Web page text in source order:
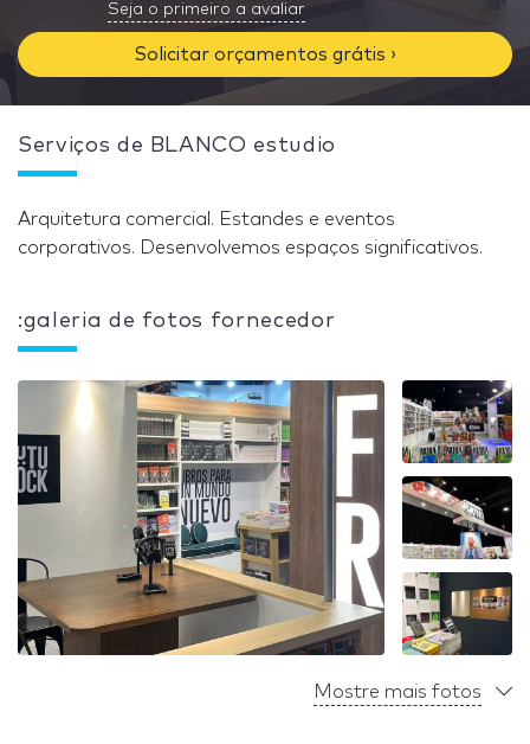
Seja o primeiro a avaliar
Solicitar orçamentos grátis ›
Serviços de BLANCO estudio
Arquitetura comercial. Estandes e eventos
corporativos. Desenvolvemos espaços significativos.
:galeria de fotos fornecedor
Mostre mais fotos